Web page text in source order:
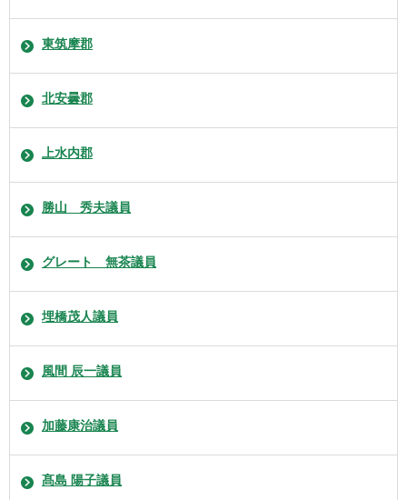
東筑摩郡
北安曇郡
上水内郡
勝山 秀夫議員
グレート 無茶議員
埋橋茂人議員
風間 辰一議員
加藤康治議員
髙島 陽子議員